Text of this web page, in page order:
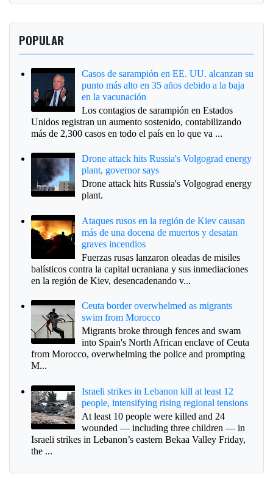
POPULAR
Casos de sarampión en EE. UU. alcanzan su
punto más alto en 35 años debido a la baja
en la vacunación
Los contagios de sarampión en Estados
Unidos registran un aumento sostenido, contabilizando
más de 2,300 casos en todo el país en lo que va ...
Drone attack hits Russia's Volgograd energy
plant, governor says
Drone attack hits Russia's Volgograd energy
plant.
Ataques rusos en la región de Kiev causan
más de una docena de muertos y desatan
graves incendios
Fuerzas rusas lanzaron oleadas de misiles
balísticos contra la capital ucraniana y sus inmediaciones
en la región de Kiev, desencadenando v...
Ceuta border overwhelmed as migrants
swim from Morocco
Migrants broke through fences and swam
into Spain's North African enclave of Ceuta
from Morocco, overwhelming the police and prompting
M...
Israeli strikes in Lebanon kill at least 12
people, intensifying rising regional tensions
At least 10 people were killed and 24
wounded — including three children — in
Israeli strikes in Lebanon’s eastern Bekaa Valley Friday,
the ...